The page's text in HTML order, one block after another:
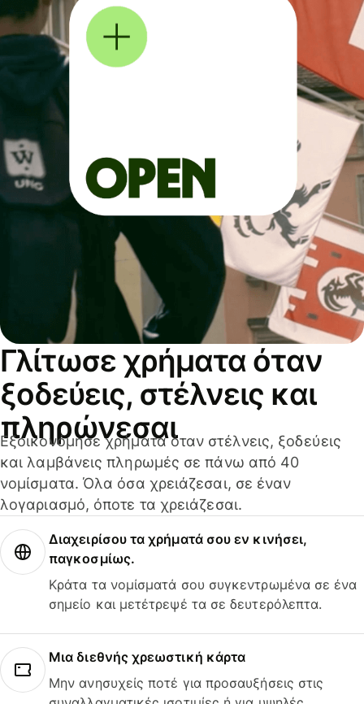
Γλίτωσε χρήματα όταν
ξοδεύεις, στέλνεις και
πληρώνεσαι
Εξοικονόμησε χρήματα όταν στέλνεις, ξοδεύεις
και λαμβάνεις πληρωμές σε πάνω από 40
νομίσματα. Όλα όσα χρειάζεσαι, σε έναν
λογαριασμό, όποτε τα χρειάζεσαι.
Διαχειρίσου τα χρήματά σου εν κινήσει,
παγκοσμίως.
Κράτα τα νομίσματά σου συγκεντρωμένα σε ένα
σημείο και μετέτρεψέ τα σε δευτερόλεπτα.
Μια διεθνής χρεωστική κάρτα
Μην ανησυχείς ποτέ για προσαυξήσεις στις